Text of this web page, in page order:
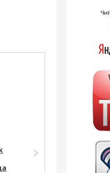
Тестер Shaik Тестер
SHAIK /
Парфюмерная вода